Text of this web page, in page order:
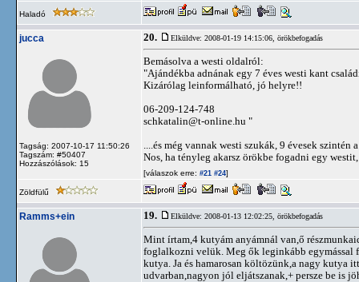
Haladó
jucca
Tagság: 2007-10-17 11:50:26
Tagszám: #50407
Hozzászólások: 15
20. Elküldve: 2008-01-19 14:15:06, örökbefogadás
Bemásolva a westi oldalról:
"Ajándékba adnának egy 7 éves westi kant
Kizárólag leinformálható, jó helyre!!
06-209-124-748
schkatalin@t-online.hu "
....és még vannak westi szukák, 9 évesek
Nos, ha tényleg akarsz örökbe fogadni egy
[válaszok erre: #21 #24]
Zöldfülű
Ramms+ein 19. Elküldve: 2008-01-13 12:02:25, örökbefogadás
Mint írtam,4 kutyám anyámnál van,ő
foglalkozni velük. Meg ők leginkább egymással
kutya. Ja és hamarosan költözünk,a nagy kutya
udvarban,nagyon jól eljátszanak,+ persze be is